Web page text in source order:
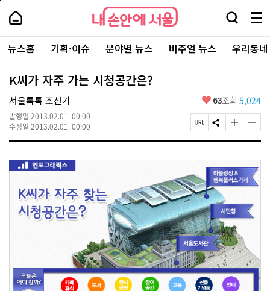
본
로
가
내
손
안
에
서
울
-
서
울
시
대
표
소
포
털
내
손
에
울
검
창
열
기
메
뉴
전
체
보
주
요
서
뉴스홈 기획·이슈 분야별 뉴스 비주얼 뉴스 우리동
K씨가 자주 가는 시청공간은?
서울톡톡 조선기
발행일 2013.02.01. 00:00
수정일 2013.02.01. 00:00
좋
요
63조회 5,024
페
이
U
L
복
사
S
N
공
유
하
기
글
자
기
크
게
변
하
기
글
자
기
작
게
변
하
기
페
상
단
로